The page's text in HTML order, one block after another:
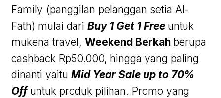
Family (panggilan pelanggan setia Al-
Fath) mulai dari Buy 1 Get 1 Free untuk
mukena travel, Weekend Berkah berupa
cashback Rp50.000, hingga yang paling
dinanti yaitu Mid Year Sale up to 70%
Off untuk produk pilihan. Promo yang